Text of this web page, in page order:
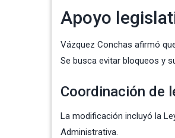
Apoyo
Vázquez Conchas afirmó
Se busca evitar bloqueos y
Coordinación de
La modificación incluyó la
Administrativa.